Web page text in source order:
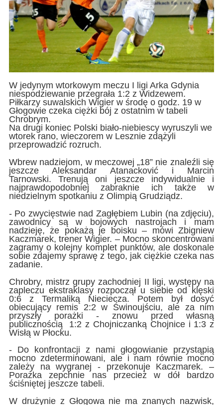
W jedynym wtorkowym meczu I ligi Arka Gdynia
niespodziewanie przegrała 1:2 z Widzewem.
Piłkarzy suwalskich Wigier w środę o godz. 19 w
Głogowie czeka ciężki bój z ostatnim w tabeli
Chrobrym.
Na drugi koniec Polski biało-niebiescy wyruszyli we
wtorek rano, wieczorem w Lesznie zdążyli
przeprowadzić rozruch.
Wbrew nadziejom, w meczowej „18” nie znaleźli się
jeszcze Aleksandar Atanacković i Marcin
Tarnowski. Trenują oni jeszcze indywidualnie i
najprawdopodobniej zabraknie ich także w
niedzielnym spotkaniu z Olimpią Grudziądz.
- Po zwycięstwie nad Zagłębiem Lubin (na zdjęciu),
zawodnicy są w bojowych nastrojach i mam
nadzieję, że pokażą je boisku – mówi Zbigniew
Kaczmarek, trener Wigier. – Mocno skoncentrowani
zagramy o kolejny komplet punktów, ale doskonale
sobie zdajemy sprawę z tego, jak ciężkie czeka nas
zadanie.
Chrobry, mistrz grupy zachodniej II ligi, występy na
zapleczu ekstraklasy rozpoczął u siebie od klęski
0:6 z Termaliką Nieciecza. Potem był dosyć
obiecujący remis 2:2 w Świnoujściu, ale za nim
przyszły porażki - znowu przed własną
publicznością 1:2 z Chojniczanką Chojnice i 1:3 z
Wisłą w Płocku.
- Do konfrontacji z nami głogowianie przystąpią
mocno zdeterminowani, ale i nam równie mocno
zależy na wygranej - przekonuje Kaczmarek. –
Porażka zepchnie nas przecież w dół bardzo
ściśniętej jeszcze tabeli.
W drużynie z Głogowa nie ma znanych nazwisk,